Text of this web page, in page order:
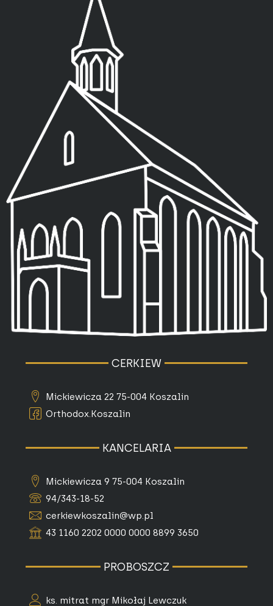
CERKIEW
Mickiewicza 22 75-004 Koszalin
Orthodox.Koszalin
KANCELARIA
Mickiewicza 9 75-004 Koszalin
94/343-18-52
cerkiewkoszalin@wp.pl
43 1160 2202 0000 0000 8899 3650
PROBOSZCZ
ks. mitrat mgr Mikołaj Lewczuk